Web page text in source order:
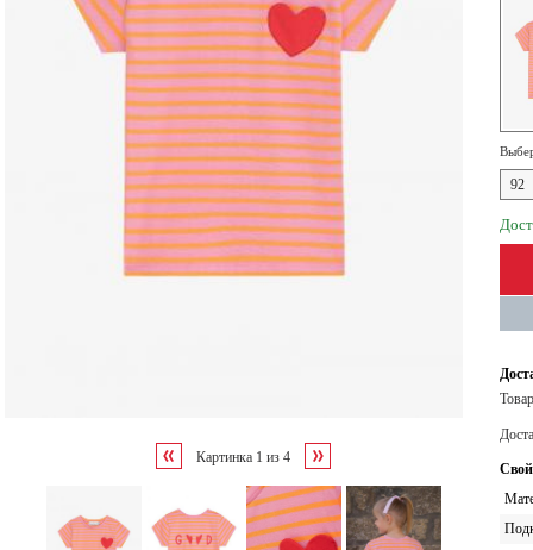
Картинка 1 из 4
92